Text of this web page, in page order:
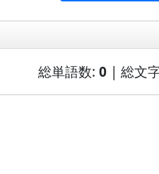
総単語数: 0| 総文